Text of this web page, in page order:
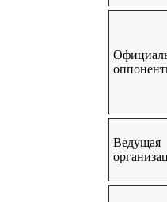
Ведущая